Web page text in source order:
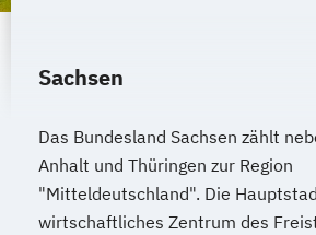
Sachsen
Das Bundesland Sachsen zählt
Anhalt und Thüringen zur Region
"Mitteldeutschland". Die
wirtschaftliches Zentrum des